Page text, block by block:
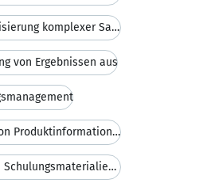
// Beschreibung und Visualisierung komplexer Sachv
von Ergebnissen aus
// Planung und Erstellung von Produktinformationen
// Entwickeln von Lehr- und Schulungsmaterialien f